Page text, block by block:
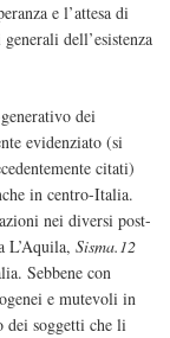
e l’attesa di
dell’esistenza
dei
evidenziato (si
citati)
in centro-Italia.
nei diversi post-
L’Aquila, Sisma.12
Sebbene con
e mutevoli in
dei soggetti che li